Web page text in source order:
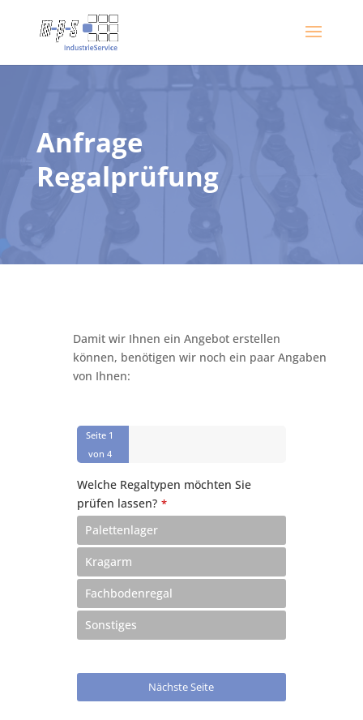
Anfrage
Regalprüfung
Damit wir Ihnen ein Angebot erstellen
können, benötigen wir noch ein paar Angaben
von Ihnen:
Seite 1
von 4
Welche Regaltypen möchten Sie
prüfen lassen? *
Palettenlager
Kragarm
Fachbodenregal
Sonstiges
Nächste Seite